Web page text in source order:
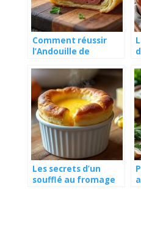
Comment réussir
l’Andouille de
croustillant ?
Les secrets d’un
soufflé au fromage